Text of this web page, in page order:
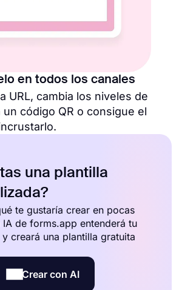
en todos los canales
URL, cambia los niveles de
código QR o consigue el
una plantilla
te gustaría crear en pocas
IA de forms.app entenderá tu
creará una plantilla gratuita
Crear con AI